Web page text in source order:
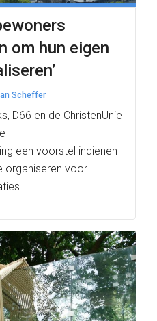
om hun eigen
Scheffer
D66 en de ChristenUnie
een voorstel indienen
organiseren voor